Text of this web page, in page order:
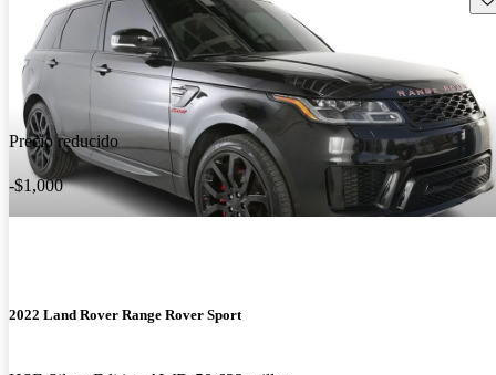
Precio reducido
-$1,000
2022 Land Rover Range Rover Sport